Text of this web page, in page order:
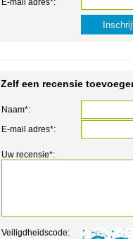
E-mail adres*:
Zelf een recensie
Naam*:
E-mail adres*:
Uw recensie*:
Veiligdheidscode: